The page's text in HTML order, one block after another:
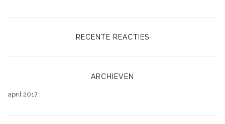
RECENTE REACTIES
ARCHIEVEN
april 2017